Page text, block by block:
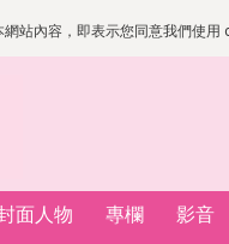
站內容，即表示您同意我們使
面人物 專欄 影音